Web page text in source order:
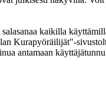
kaikilla
Kurapyöräilijät"-
antamaan